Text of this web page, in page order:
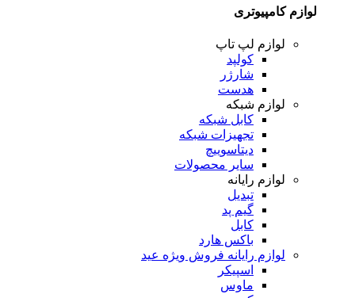
لوازم کامپیوتری
لوازم لپ تاپ
کولپد
شارژر
هدست
لوازم شبکه
کابل شبکه
تجهیزات شبکه
دیتاسوییچ
سایر محصولات
لوازم رایانه
تبدیل
گیم پد
کابل
باکس هارد
لوازم رایانه فروش ویژه عید
اسپیکر
ماوس